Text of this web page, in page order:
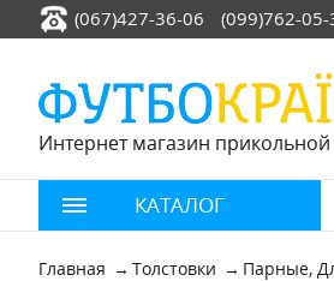
(067)427-36-06 (099)762-05-
Интернет магазин
КАТАЛОГ
Главная Толстовки Парные,